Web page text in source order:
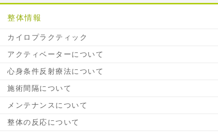
整体情報
カイロプラクティック
アクティベーターについて
心身条件反射療法について
施術間隔について
メンテナンスについて
整体の反応について